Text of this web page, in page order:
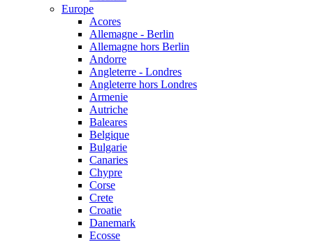
Europe
Acores
Allemagne - Berlin
Allemagne hors Berlin
Andorre
Angleterre - Londres
Angleterre hors Londres
Armenie
Autriche
Baleares
Belgique
Bulgarie
Canaries
Chypre
Corse
Crete
Croatie
Danemark
Ecosse